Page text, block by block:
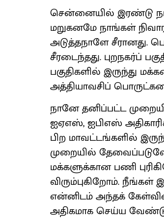
சென்னையில் இரண்டு
மறுகனமே நாங்கள்
அடுத்தநாளே சீரானது.
சீரடைந்தது. புறநகர்ப்
பகுதிகளில் இருந்து
அத்தியாவசிப்
நானே தனிப்பட்ட
ஐஏஎஸ், ஐபிஎஸ்
பிற மாவட்டங்களில்
முறையில்
மக்களுக்கான பணி
விரும்புகிறோம். நீங்கள்
என்னிடம் அந்தக்
அதிகமாக செய்ய